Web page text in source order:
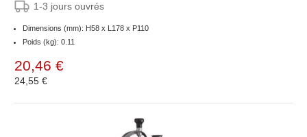
1-3 jours ouvrés
Dimensions (mm): H58 x L178 x P110
Poids (kg): 0.11
20,46 €
24,55 €